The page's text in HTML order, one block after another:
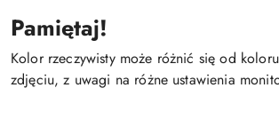
Pamiętaj!
Kolor rzeczywisty może różnić się od
zdjęciu, z uwagi na różne ustawienia